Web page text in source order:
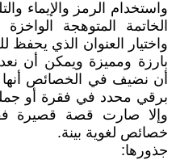
واستخدام الرمز والإيماء
الخاتمة المتوهجة
واختيار العنوان الذي يحفظ
بارزة ومميزة ويمكن أن
أن نضيف في الخصائص
برقي محدد في فقرة أو
وإلا صارت قصة قصيرة
خصائص لغوية بينة.
جذورها: